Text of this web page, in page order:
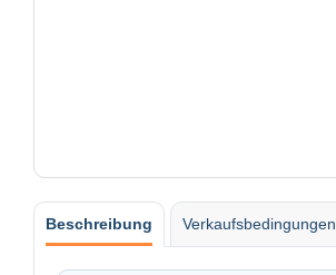
Beschreibung Verkaufsbedingungen